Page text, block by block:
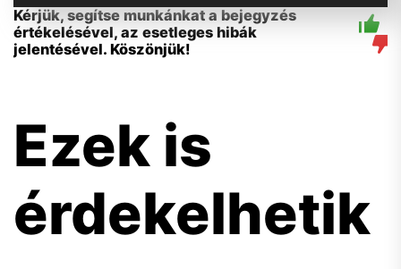
Kérjük, segítse munkánkat a bejegyzés
értékelésével, az esetleges hibák
jelentésével. Köszönjük!
Ezek is
érdekelhetik